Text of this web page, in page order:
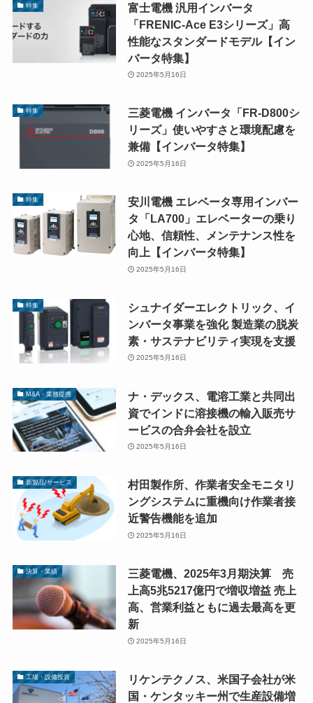
特集
富士電機 汎用インバータ
「FRENIC-Ace E3シリーズ」高
性能なスタンダードモデル【イン
バータ特集】
2025年5月16日
特集
三菱電機 インバータ「FR-D800シ
リーズ」使いやすさと環境配慮を
兼備【インバータ特集】
2025年5月16日
特集
安川電機 エレベータ専用インバー
タ「LA700」エレベーターの乗り
心地、信頼性、メンテナンス性を
向上【インバータ特集】
2025年5月16日
特集
シュナイダーエレクトリック、イ
ンバータ事業を強化 製造業の脱炭
素・サステナビリティ実現を支援
2025年5月16日
M&A・業務提携
ナ・デックス、電溶工業と共同出
資でインドに溶接機の輸入販売サ
ービスの合弁会社を設立
2025年5月16日
新製品/サービス
村田製作所、作業者安全モニタリ
ングシステムに重機向け作業者接
近警告機能を追加
2025年5月16日
決算・業績
三菱電機、2025年3月期決算 売
上高5兆5217億円で増収増益 売上
高、営業利益ともに過去最高を更
新
2025年5月16日
工場・設備投資
リケンテクノス、米国子会社が米
国・ケンタッキー州で生産設備増